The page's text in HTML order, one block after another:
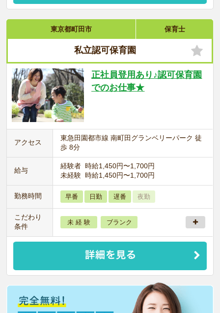
東京都町田市 保育士
私立認可保育園
正社員登用あり♪認可保育園
でのお仕事★
アクセス
東急田園都市線 南町田グランベリーパーク 徒
歩 8分
給与
経験者 時給1,450円〜1,700円
未経験 時給1,450円〜1,700円
勤務時間 早番 日勤 遅番 夜勤
こだわり
条件
未 経 験 ブランク